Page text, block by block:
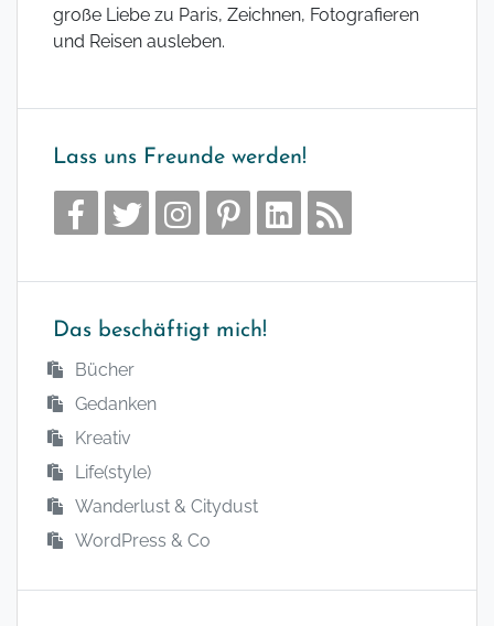
große Liebe zu Paris, Zeichnen, Fotografieren
und Reisen ausleben.
Lass uns Freunde werden!
Das beschäftigt mich!
Bücher
Gedanken
Kreativ
Life(style)
Wanderlust & Citydust
WordPress & Co